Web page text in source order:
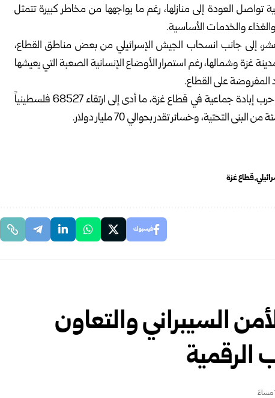
تواصل العودة إلى منازلها، رغم ما يواجهها من مخاطر كبيرة تتمثل
والغذاء والخدمات الأساسية.
إلى جانب انسحاب الجيش الإسرائيلي من بعض مناطق القطاع،
غزة وشمالها، رغم استمرار الأوضاع الإنسانية الصعبة التي يعيشها
المفروضة على القطاع.
وترتكب إسرائيل منذ السابع من تشرين الأول 2023 حرب إبادة جماعية في قطاع غزة، ما أدى إلى ارتقاء 68527 فلسطينياً
قطاع غزة
فيسبوك
السيبراني والتعاون
الرقمية